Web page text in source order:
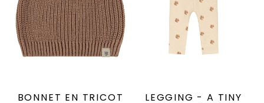
BONNET EN TRICOT
LEGGING - A TINY